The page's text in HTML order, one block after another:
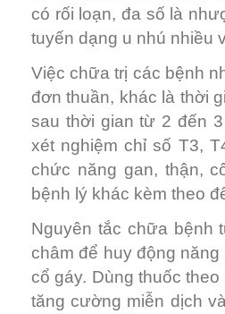
có rối loạn, đa số là
tuyến dạng u nhú nhiều
Việc chữa trị các bệnh
đơn thuần, khác là thời
sau thời gian từ 2 đến
xét nghiệm chỉ số T3,
chức năng gan, thận,
bệnh lý khác kèm theo
Nguyên tắc chữa bệnh
châm để huy động
cổ gáy. Dùng thuốc
tăng cường miễn dịch